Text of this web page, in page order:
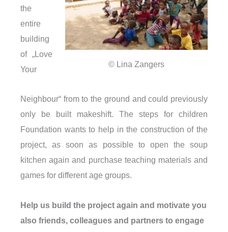
© Lina Zangers
the
entire
building
of „Love
Your
Neighbour“ from to the ground and could previously
only be built makeshift. The steps for children
Foundation wants to help in the construction of the
project, as soon as possible to open the soup
kitchen again and purchase teaching materials and
games for different age groups.
Help us build the project again and motivate you
also friends, colleagues and partners to engage